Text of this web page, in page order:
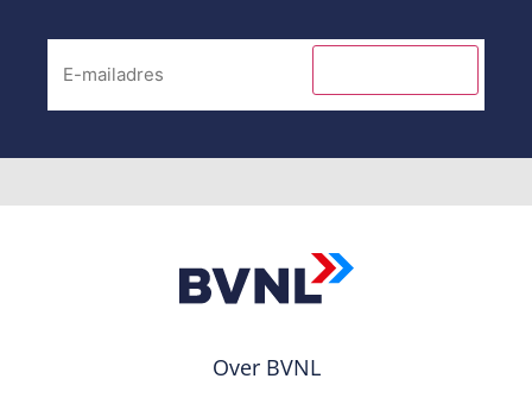
Over BVNL